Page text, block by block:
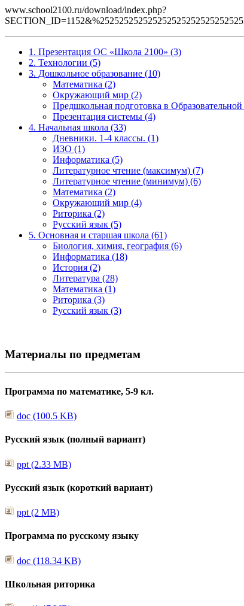
www.school2100.ru/download/index.php?
1. Презентация ОС «Школа 2100» (3)
2. Технологии (5)
3. Дошкольное образование (10)
Математика (2)
Окружающий мир (2)
Предшкольная подготовка в
Презентация системы (4)
4. Начальная школа (33)
Дневники. 1-4 классы. (1)
ИЗО (1)
Информатика (5)
Литературное чтение (максимум) (7)
Литературное чтение (минимум) (6)
Математика (2)
Окружающий мир (4)
Риторика (2)
Русский язык (5)
5. Основная и старшая школа (61)
Биология, химия, география (6)
Информатика (18)
История (2)
Литература (28)
Математика (1)
Риторика (3)
Русский язык (3)
Материалы по предметам
Программа по математике, 5-9 кл.
doc (100.5 KB)
Русский язык (полный вариант)
ppt (2.33 MB)
Русский язык (короткий вариант)
ppt (2 MB)
Программа по русскому языку
doc (118.34 KB)
Школьная риторика